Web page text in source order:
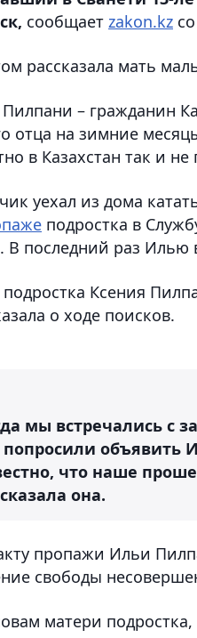
сообщает zakon.kz
рассказала мать
– гражданин
отца на зимние
в Казахстан так и не
уехал из дома
подростка в
В последний раз Илью
Ксения
о ходе поисков.
мы встречались с
объявить
что наше
она.
пропажи Ильи
свободы
матери подростка,